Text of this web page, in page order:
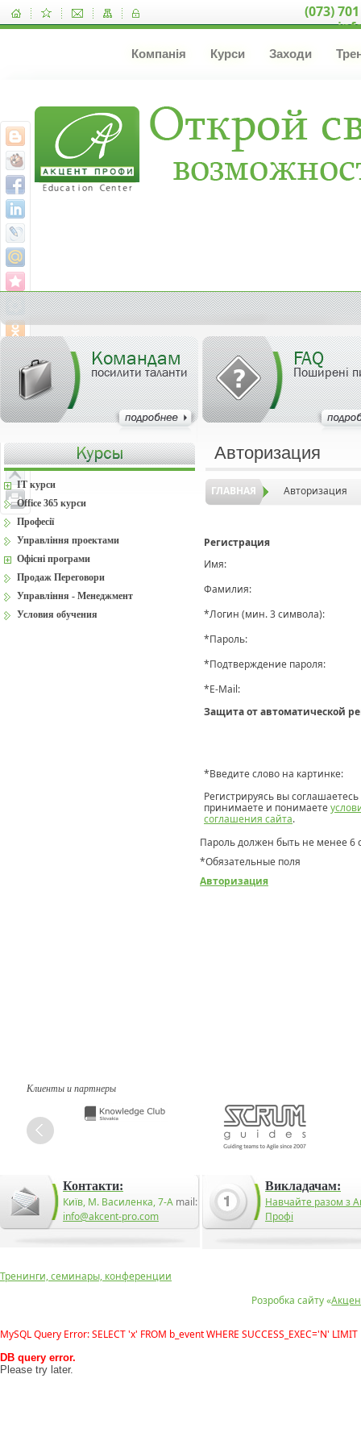
(073)
Компанія Курси Заходи
Командам
посилити таланти
FAQ
Поширені
Авторизация
ГЛАВНАЯ Авторизация
Регистрация
Имя:
Фамилия:
*Логин (мин. 3 символа):
*Пароль:
*Подтверждение пароля:
*E-Mail:
Защита от автоматической
*Введите слово на картинке:
Регистрируясь вы
принимаете и понимаете
соглашения сайта.
Пароль должен быть не менее 6
*Обязательные поля
Авторизация
IT курси
Office 365 курси
Професії
Управління проектами
Офісні програми
Продаж Переговори
Управління - Менеджмент
Условия обучения
Клиенты и партнеры
Контакти:
Київ, М. Василенка, 7-А mail:
info@akcent-pro.com
Викладачам:
Навчайте разом з
Профі
Розробка сайту «
Тренинги, семинары, конференции
MySQL Query Error: SELECT 'x' FROM b_event WHERE SUCCESS_EXEC='N' LIMIT
DB query error.
Please try later.